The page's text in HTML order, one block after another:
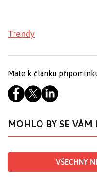
Trendy
Máte k článku
MOHLO BY SE VÁM
VŠECHNY